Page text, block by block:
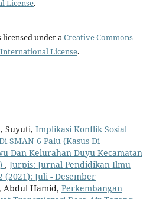
License.
under aCreative Commons
License.
Suyuti, Implikasi Konflik Sosial
SMAN 6 Palu (Kasus Di
Dan Kelurahan Duyu Kecamatan
, Jurpis: Jurnal Pendidikan Ilmu
(2021): Juli - Desember
Abdul Hamid, Perkembangan